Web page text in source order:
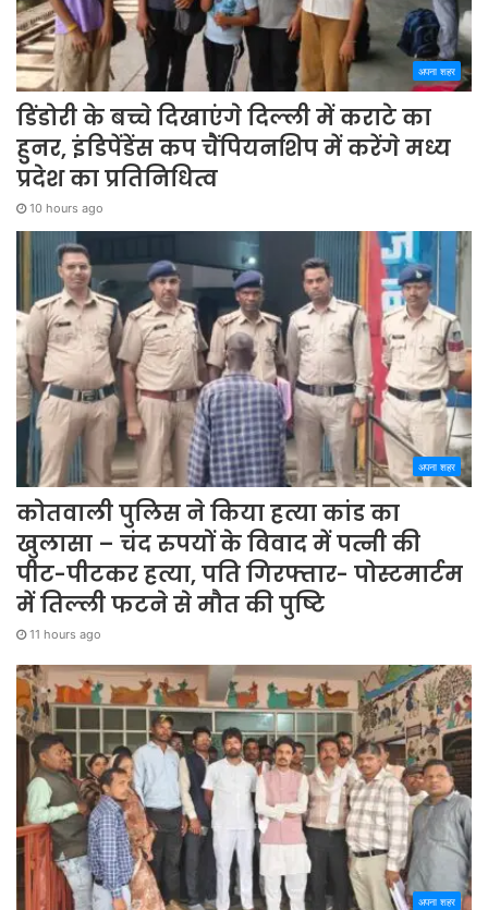
अपना शहर
डिंडोरी के बच्चे दिखाएंगे दिल्ली में कराटे का
हुनर, इंडिपेंडेंस कप चैंपियनशिप में करेंगे मध्य
प्रदेश का प्रतिनिधित्व
10 hours ago
अपना शहर
कोतवाली पुलिस ने किया हत्या कांड का
खुलासा – चंद रुपयों के विवाद में पत्नी की
पीट-पीटकर हत्या, पति गिरफ्तार- पोस्टमार्टम
में तिल्ली फटने से मौत की पुष्टि
11 hours ago
अपना शहर